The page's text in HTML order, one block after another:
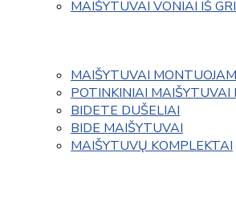
MAIŠYTUVAI VONIAI IŠ
MAIŠYTUVAI
POTINKINIAI MAIŠYTUVAI
BIDETE DUŠELIAI
BIDE MAIŠYTUVAI
MAIŠYTUVŲ KOMPLEKTAI